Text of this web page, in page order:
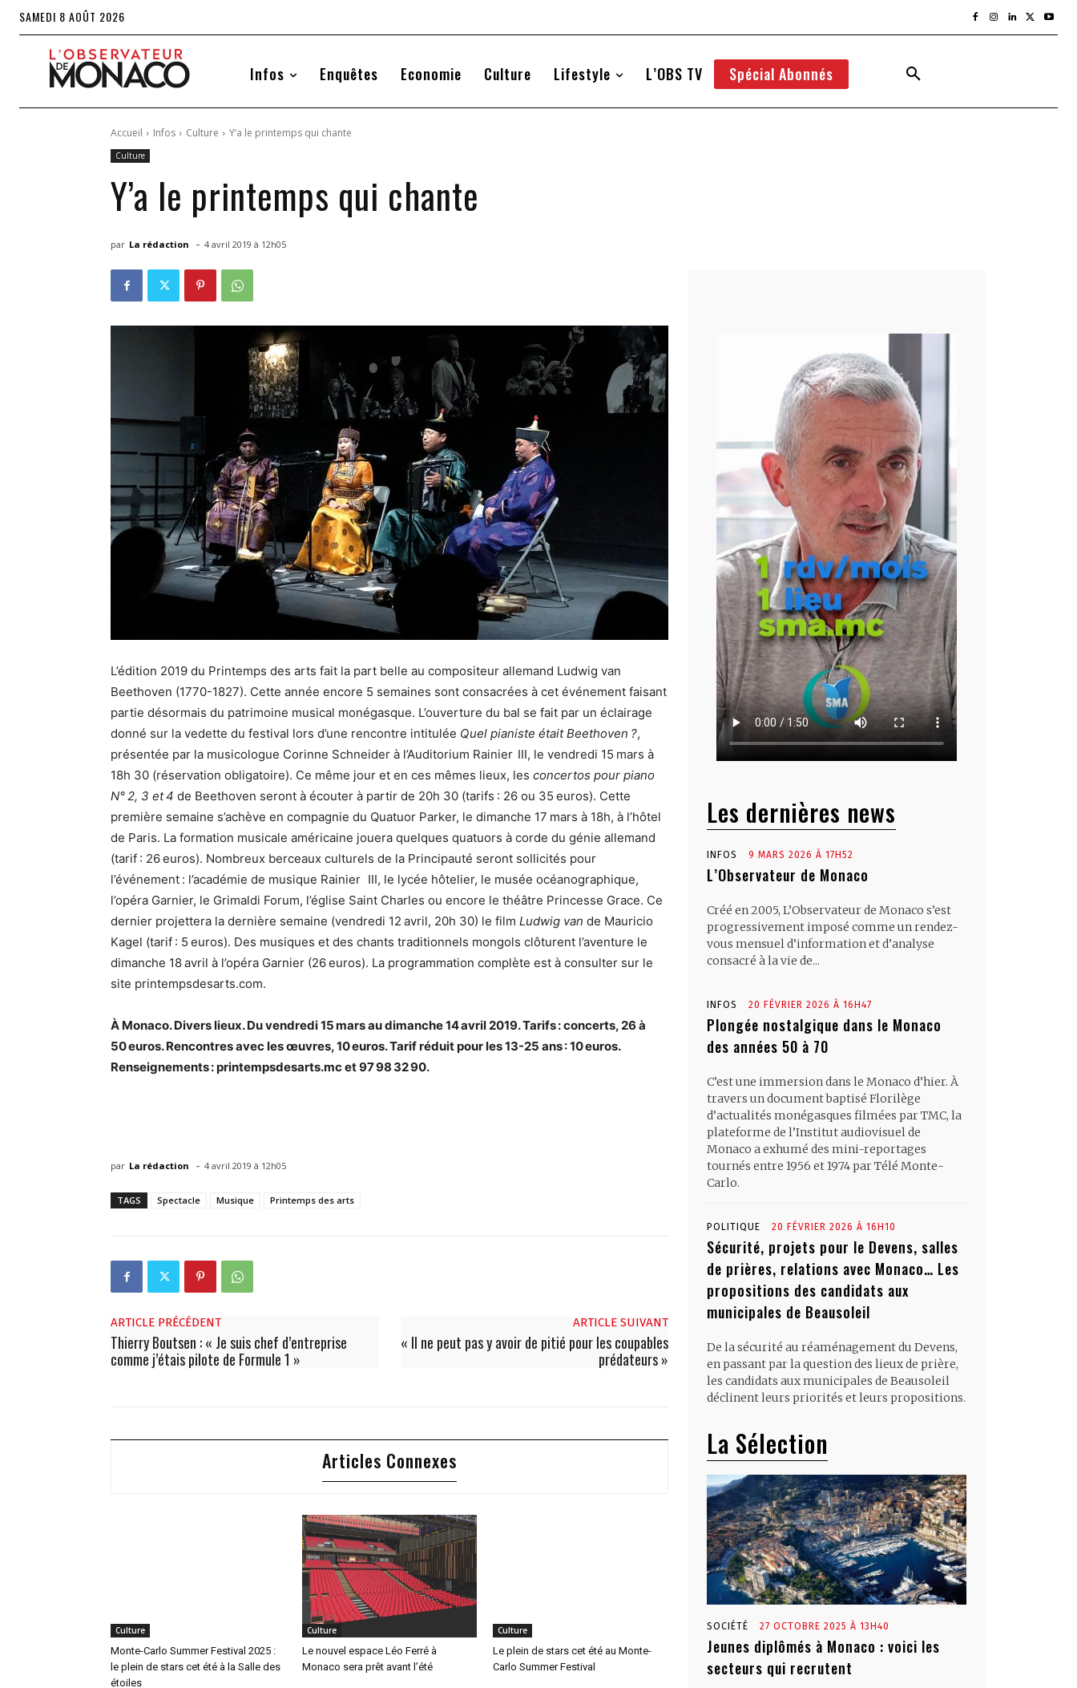
SAMEDI 8 AOÛT 2026
Infos Enquêtes Economie Culture Lifestyle L’OBS TV Spécial Abonnés
Accueil Infos Culture Y’a le printemps qui chante
Culture
Y’a le printemps qui chante
par La rédaction - 4 avril 2019 à 12h05
L’édition 2019 du Printemps des arts fait la part belle au compositeur allemand Ludwig van
Beethoven (1770-1827). Cette année encore 5 semaines sont consacrées à cet événement faisant
partie désormais du patrimoine musical monégasque. L’ouverture du bal se fait par un éclairage
donné sur la vedette du festival lors d’une rencontre intitulée Quel pianiste était Beethoven ?,
présentée par la musicologue Corinne Schneider à l’Auditorium Rainier III, le vendredi 15 mars à
18h 30 (réservation obligatoire). Ce même jour et en ces mêmes lieux, les concertos pour piano
N° 2, 3 et 4 de Beethoven seront à écouter à partir de 20h 30 (tarifs : 26 ou 35 euros). Cette
première semaine s’achève en compagnie du Quatuor Parker, le dimanche 17 mars à 18h, à l’hôtel
de Paris. La formation musicale américaine jouera quelques quatuors à corde du génie allemand
(tarif : 26 euros). Nombreux berceaux culturels de la Principauté seront sollicités pour
l’événement : l’académie de musique Rainier III, le lycée hôtelier, le musée océanographique,
l’opéra Garnier, le Grimaldi Forum, l’église Saint Charles ou encore le théâtre Princesse Grace. Ce
dernier projettera la dernière semaine (vendredi 12 avril, 20h 30) le film Ludwig van de Mauricio
Kagel (tarif : 5 euros). Des musiques et des chants traditionnels mongols clôturent l’aventure le
dimanche 18 avril à l’opéra Garnier (26 euros). La programmation complète est à consulter sur le
site printempsdesarts.com.
À Monaco. Divers lieux. Du vendredi 15 mars au dimanche 14 avril 2019. Tarifs : concerts, 26 à
50 euros. Rencontres avec les œuvres, 10 euros. Tarif réduit pour les 13-25 ans : 10 euros.
Renseignements : printempsdesarts.mc et 97 98 32 90.
par La rédaction - 4 avril 2019 à 12h05
TAGS Spectacle Musique Printemps des arts
ARTICLE PRÉCÉDENT
Thierry Boutsen : « Je suis chef d’entreprise
comme j’étais pilote de Formule 1 »
ARTICLE SUIVANT
« Il ne peut pas y avoir de pitié pour les coupables
prédateurs »
Articles Connexes
Culture
Monte-Carlo Summer Festival 2025 :
le plein de stars cet été à la Salle des
étoiles
Culture
Le nouvel espace Léo Ferré à
Monaco sera prêt avant l’été
Culture
Le plein de stars cet été au Monte-
Carlo Summer Festival
Les dernières news
INFOS 9 MARS 2026 À 17H52
L’Observateur de Monaco
Créé en 2005, L’Observateur de Monaco s’est
progressivement imposé comme un rendez-
vous mensuel d’information et d’analyse
consacré à la vie de...
INFOS 20 FÉVRIER 2026 À 16H47
Plongée nostalgique dans le Monaco
des années 50 à 70
C’est une immersion dans le Monaco d’hier. À
travers un document baptisé Florilège
d’actualités monégasques filmées par TMC, la
plateforme de l’Institut audiovisuel de
Monaco a exhumé des mini-reportages
tournés entre 1956 et 1974 par Télé Monte-
Carlo.
POLITIQUE 20 FÉVRIER 2026 À 16H10
Sécurité, projets pour le Devens, salles
de prières, relations avec Monaco… Les
propositions des candidats aux
municipales de Beausoleil
De la sécurité au réaménagement du Devens,
en passant par la question des lieux de prière,
les candidats aux municipales de Beausoleil
déclinent leurs priorités et leurs propositions.
La Sélection
SOCIÉTÉ 27 OCTOBRE 2025 À 13H40
Jeunes diplômés à Monaco : voici les
secteurs qui recrutent